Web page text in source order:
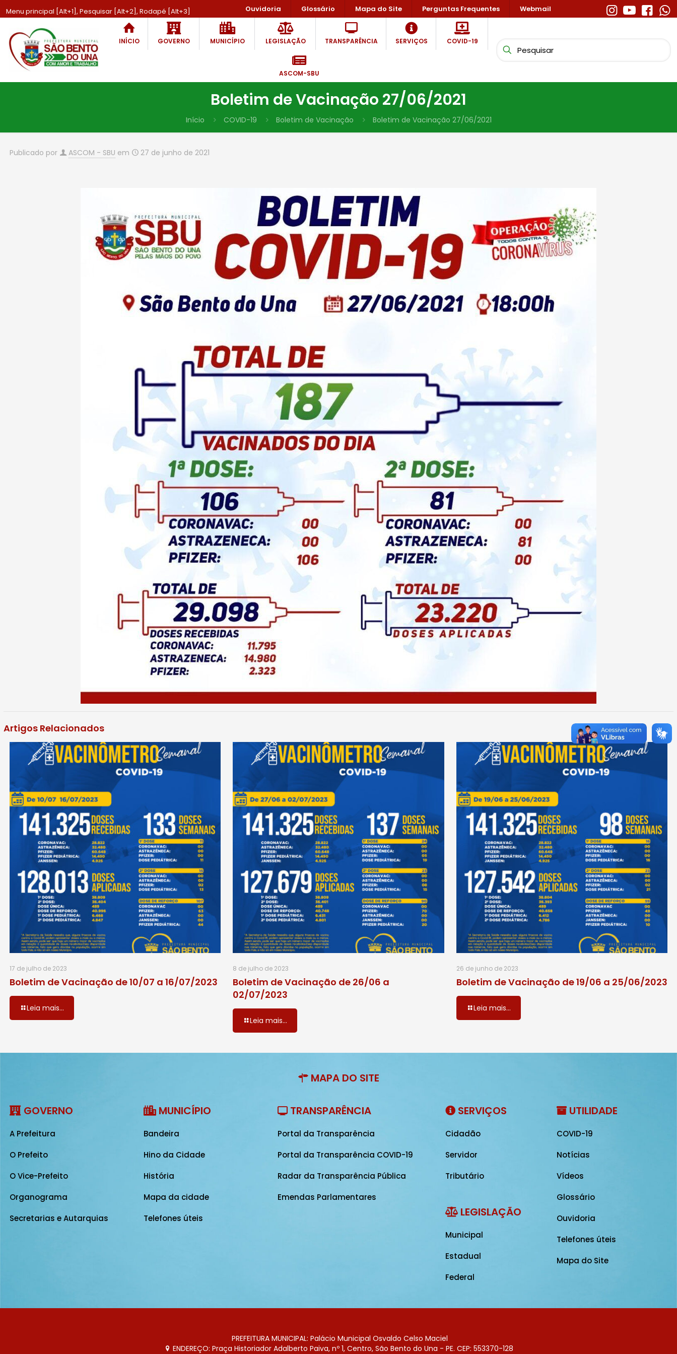
Menu principal [Alt+1], Pesquisar [Alt+2], Rodapé [Alt+3] Ouvidoria Glossário Mapa do Site Perguntas Frequentes Webmail
INÍCIO GOVERNO MUNICÍPIO LEGISLAÇÃO TRANSPARÊNCIA SERVIÇOS COVID-19
ASCOM-SBU
Boletim de Vacinação 27/06/2021
Início COVID-19 Boletim de Vacinação Boletim de Vacinação 27/06/2021
Publicado por ASCOM - SBU em 27 de junho de 2021
Artigos Relacionados
17 de julho de 2023
Boletim de Vacinação de 10/07 a 16/07/2023
Leia mais...
8 de julho de 2023
Boletim de Vacinação de 26/06 a
02/07/2023
Leia mais...
26 de junho de 2023
Boletim de Vacinação de 19/06 a 25/06/2023
Leia mais...
MAPA DO SITE
GOVERNO
A Prefeitura
O Prefeito
O Vice-Prefeito
Organograma
Secretarias e Autarquias
MUNICÍPIO
Bandeira
Hino da Cidade
História
Mapa da cidade
Telefones úteis
TRANSPARÊNCIA
Portal da Transparência
Portal da Transparência COVID-19
Radar da Transparência Pública
Emendas Parlamentares
SERVIÇOS
Cidadão
Servidor
Tributário
LEGISLAÇÃO
Municipal
Estadual
Federal
UTILIDADE
COVID-19
Notícias
Vídeos
Glossário
Ouvidoria
Telefones úteis
Mapa do Site
PREFEITURA MUNICIPAL: Palácio Municipal Osvaldo Celso Maciel
ENDEREÇO: Praça Historiador Adalberto Paiva, nº 1, Centro, São Bento do Una - PE. CEP: 553370-128